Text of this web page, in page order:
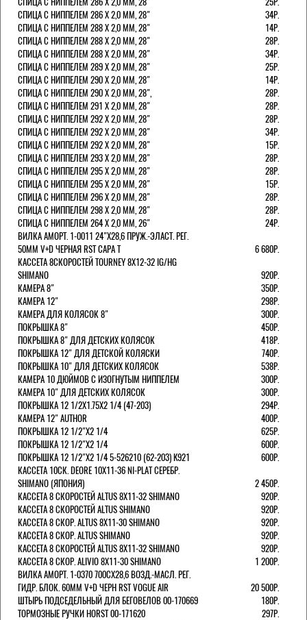
СПИЦА С НИППЕЛЕМ 286 Х 2,0 ММ, 28"
34Р.
СПИЦА С НИППЕЛЕМ 288 Х 2,0 ММ, 28"
14Р.
СПИЦА С НИППЕЛЕМ 288 Х 2,0 ММ, 28"
28Р.
СПИЦА С НИППЕЛЕМ 288 Х 2,0 ММ, 28"
34Р.
СПИЦА С НИППЕЛЕМ 289 Х 2,0 ММ, 28"
25Р.
СПИЦА С НИППЕЛЕМ 290 Х 2,0 ММ, 28"
14Р.
СПИЦА С НИППЕЛЕМ 290 Х 2,0 ММ, 28",
28Р.
СПИЦА С НИППЕЛЕМ 291 Х 2,0 ММ, 28"
28Р.
СПИЦА С НИППЕЛЕМ 292 Х 2,0 ММ, 28"
28Р.
СПИЦА С НИППЕЛЕМ 292 Х 2,0 ММ, 28"
34Р.
СПИЦА С НИППЕЛЕМ 292 Х 2,0 ММ, 28"
15Р.
СПИЦА С НИППЕЛЕМ 293 Х 2,0 ММ, 28"
28Р.
СПИЦА С НИППЕЛЕМ 295 Х 2,0 ММ, 28"
28Р.
СПИЦА С НИППЕЛЕМ 295 Х 2,0 ММ, 28"
15Р.
СПИЦА С НИППЕЛЕМ 296 Х 2,0 ММ, 28"
28Р.
СПИЦА С НИППЕЛЕМ 298 Х 2,0 ММ, 28"
28Р.
СПИЦА С НИППЕЛЕМ 264 Х 2,0 ММ, 26"
24Р.
ВИЛКА АМОРТ. 1-0011 24"Х28,6 ПРУЖ.-ЭЛАСТ. РЕГ.
50ММ V+D ЧЕРНАЯ RST CAPA Т
6 680Р.
КАССЕТА 8СКОРОСТЕЙ TOURNEY 8Х12-32 IG/HG
SHIMANO
920Р.
КАМЕРА 8"
350Р.
КАМЕРА 12"
298Р.
КАМЕРА ДЛЯ КОЛЯСОК 8"
300Р.
ПОКРЫШКА 8"
450Р.
ПОКРЫШКА 8" ДЛЯ ДЕТСКИХ КОЛЯСОК
418Р.
ПОКРЫШКА 12" ДЛЯ ДЕТСКОЙ КОЛЯСКИ
740Р.
ПОКРЫШКА 10" ДЛЯ ДЕТСКИХ КОЛЯСОК
538Р.
КАМЕРА 10 ДЮЙМОВ С ИЗОГНУТЫМ НИППЕЛЕМ
300Р.
КАМЕРА 10" ДЛЯ ДЕТСКИХ КОЛЯСОК
300Р.
ПОКРЫШКА 12 1/2X1.75X2 1/4 (47-203)
294Р.
КАМЕРА 12" AUTHOR
400Р.
ПОКРЫШКА 12 1/2"Х2 1/4
625Р.
ПОКРЫШКА 12 1/2"Х2 1/4
600Р.
ПОКРЫШКА 12 1/2"Х2 1/4 5-526210 (62-203) K921
600Р.
КАССЕТА 10СК. DEORE 10Х11-36 NI-PLAT СЕРЕБР.
SHIMANO (ЯПОНИЯ)
2 450Р.
КАССЕТА 8 СКОРОСТЕЙ ALTUS 8Х11-32 SHIMANO
920Р.
КАССЕТА 8 СКОРОСТЕЙ ALTUS SHIMANO
920Р.
КАССЕТА 8 СКОР. ALTUS 8Х11-30 SHIMANO
920Р.
КАССЕТА 8 СКОР. ALTUS SHIMANO
920Р.
КАССЕТА 8 СКОРОСТЕЙ ALTUS 8Х11-32 SHIMANO
920Р.
КАССЕТА 8 СКОР. ALIVIO 8Х11-30 SHIMANO
1 200Р.
ВИЛКА АМОРТ. 1-0370 700СХ28,6 ВОЗД.-МАСЛ. РЕГ.
ГИДР. БЛОК. 60ММ V+D ЧЕРН RST VOGUE AIR
20 500Р.
ШТЫРЬ ПОДСЕДЕЛЬНЫЙ ДЛЯ БЕГОВЕЛОВ 00-170669
180Р.
ТОРМОЗНЫЕ РУЧКИ HORST 00-171620
297Р.